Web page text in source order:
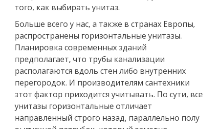
того, как выбирать унитаз.
Больше всего у нас, а также в странах Европы,
распространены горизонтальные унитазы.
Планировка современных зданий
предполагает, что трубы канализации
располагаются вдоль стен либо внутренних
перегородок. И производителям сантехники
этот фактор приходится учитывать. По сути, все
унитазы горизонтальные отличает
направленный строго назад, параллельно полу